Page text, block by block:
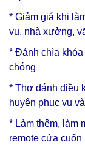
* Giảm giá khi
vụ, nhà xưởng,
* Đánh chìa khóa
chóng
* Thợ đánh điều
huyện phục vụ
* Làm thêm, làm
remote cửa